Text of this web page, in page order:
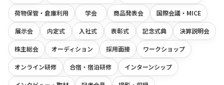
荷物保管・倉庫利用 学会 商品発表会 国際会議・MICE
展示会 内定式 入社式 表彰式 記念式典 決算説明会
株主総会 オーディション 採用面接 ワークショップ
オンライン研修 合宿・宿泊研修 インターンシップ